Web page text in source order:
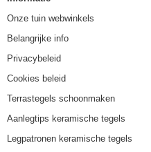
Onze tuin webwinkels
Belangrijke info
Privacybeleid
Cookies beleid
Terrastegels schoonmaken
Aanlegtips keramische tegels
Legpatronen keramische tegels